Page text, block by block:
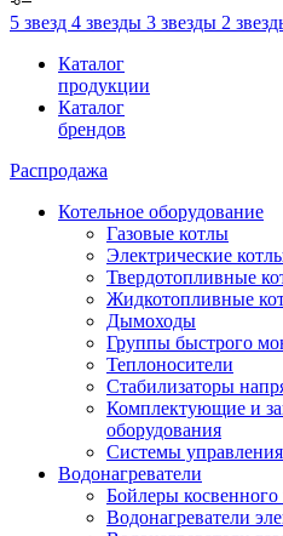
5 звезд 4 звезды 3 звезды 2
Каталог
продукции
Каталог
брендов
Распродажа
Котельное оборудование
Газовые котлы
Электрические
Твердотопливные
Жидкотопливные
Дымоходы
Группы быстрого
Теплоносители
Стабилизаторы
Комплектующие и
оборудования
Системы
Водонагреватели
Бойлеры косвенного
Водонагреватели